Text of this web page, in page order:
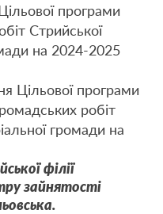
програми
Стрийської
на 2024-2025
Цільової програми
робіт
громади на
філії
зайнятості